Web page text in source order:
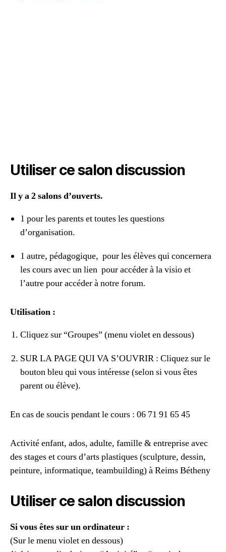
Utiliser ce salon discussion
Il y a 2 salons d’ouverts.
1 pour les parents et toutes les questions
d’organisation.
1 autre, pédagogique, pour les élèves qui concernera
les cours avec un lien pour accéder à la visio et
l’autre pour accéder à notre forum.
Utilisation :
Cliquez sur “Groupes” (menu violet en dessous)
SUR LA PAGE QUI VA S’OUVRIR : Cliquez sur le
bouton bleu qui vous intéresse (selon si vous êtes
parent ou élève).
En cas de soucis pendant le cours : 06 71 91 65 45
Activité enfant, ados, adulte, famille & entreprise avec
des stages et cours d’arts plastiques (sculpture, dessin,
peinture, informatique, teambuilding) à Reims Bétheny
Utiliser ce salon discussion
Si vous êtes sur un ordinateur :
(Sur le menu violet en dessous)